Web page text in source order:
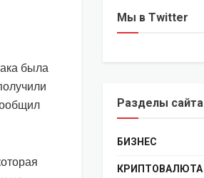
была
Мы в Twitter
Разделы сайта
БИЗНЕС
КРИПТОВАЛЮТА